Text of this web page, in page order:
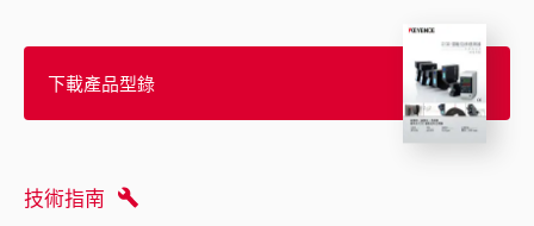
下載產品型錄
技術指南